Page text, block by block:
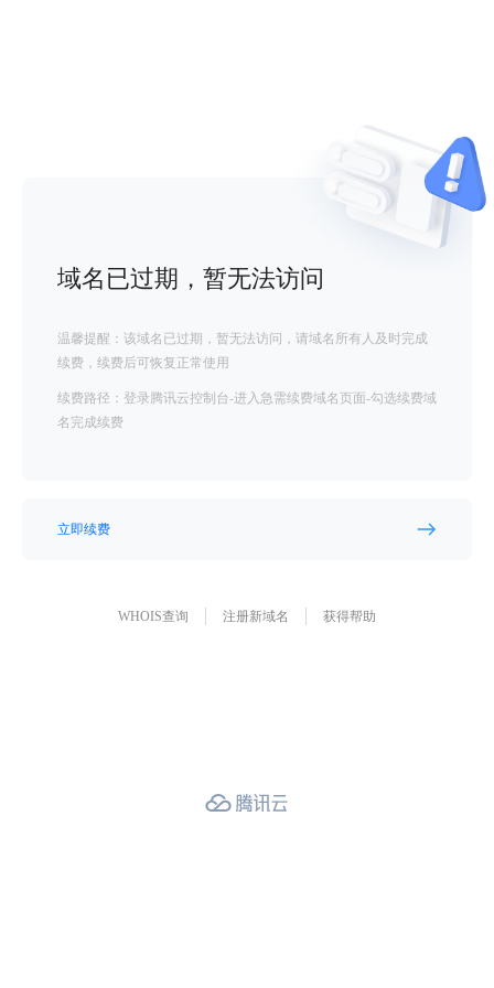
域名已过期，暂无法访问
温馨提醒：该域名已过期，暂无法访问，请域名所有人及时完成
续费，续费后可恢复正常使用
续费路径：登录腾讯云控制台-进入急需续费域名页面-勾选续费域
名完成续费
立即续费
WHOIS查询 注册新域名 获得帮助